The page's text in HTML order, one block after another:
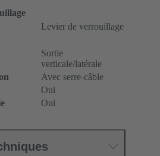
Levier de verrouillage
Sortie
verticale/latérale
Avec serre-câble
Oui
Oui